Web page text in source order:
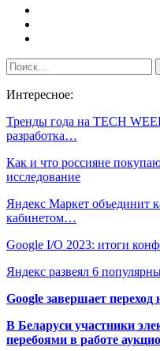
Интересное:
Тренды года на TECH
разработка…
Как и что россияне
исследование
Яндекс Маркет объединит
кабинетом…
Google I/O 2023: итоги
Яндекс развеял 6
Google завершает
В Беларуси участники
перебоями в работе